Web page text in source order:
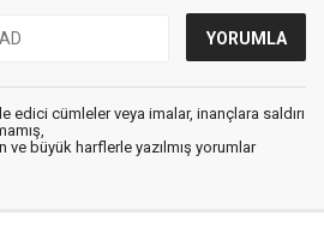
edici cümleler veya imalar, inançlara saldırı
ve büyük harflerle yazılmış yorumlar